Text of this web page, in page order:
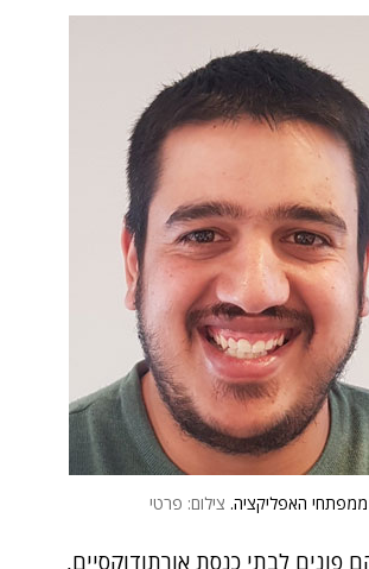
ממפתחי האפליקציה. צילום: פרטי
לבתי כנסת אורתודוקסיים,